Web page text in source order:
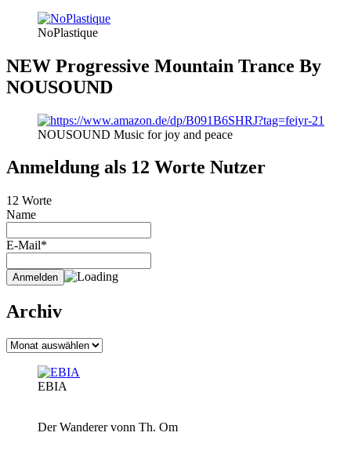
NoPlastique
NEW Progressive Mountain Trance By
NOUSOUND
NOUSOUND Music for joy and peace
Anmeldung als 12 Worte Nutzer
12 Worte
Name
E-Mail*
Archiv
Archiv
EBIA
Der Wanderer vonn Th. Om